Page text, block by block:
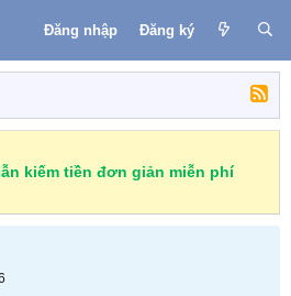
Đăng nhập Đăng ký
kiếm tiền đơn giản miễn phí